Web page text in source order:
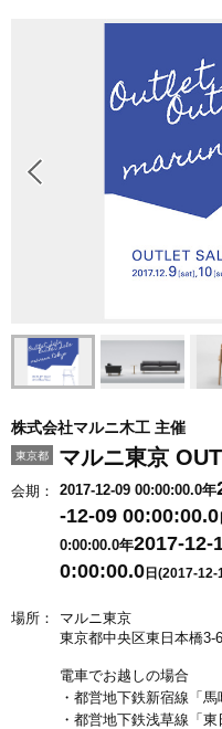
株式会社マルニ木工 主催
東京都 マルニ東京
会期： 2017-12-09 00:00:00.0年
-12-09 00:00:00.0
0:00:00.0年2017-12-
0:00:00.0 日(2017-
場所：
マルニ東京
東京都中央区東日本橋3-
電車でお越しの場合
・都営地下鉄新宿線「
・都営地下鉄浅草線「